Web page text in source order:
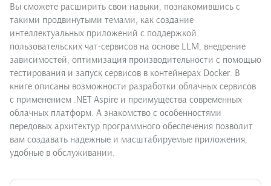
Вы сможете расширить свои навыки, познакомившись с
такими продвинутыми темами, как создание
интеллектуальных приложений с поддержкой
пользовательских чат-сервисов на основе LLM, внедрение
зависимостей, оптимизация производительности с помощью
тестирования и запуск сервисов в контейнерах Docker. В
книге описаны возможности разработки облачных сервисов
с применением .NET Aspire и преимущества современных
облачных платформ. А знакомство с особенностями
передовых архитектур программного обеспечения позволит
вам создавать надежные и масштабируемые приложения,
удобные в обслуживании.